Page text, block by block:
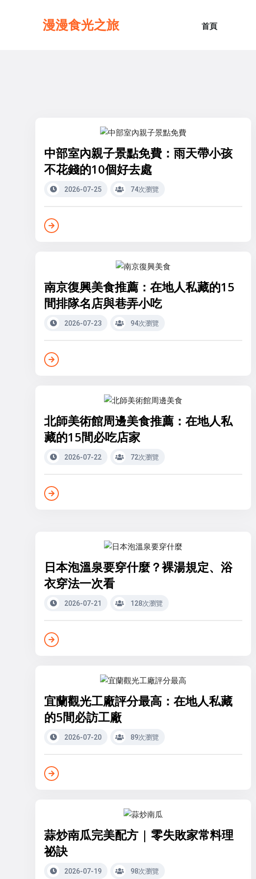
漫漫食光之旅 首頁
中部室內親子景點免費：雨天帶小孩
不花錢的10個好去處
2026-07-25 74次瀏覽
南京復興美食推薦：在地人私藏的15
間排隊名店與巷弄小吃
2026-07-23 94次瀏覽
北師美術館周邊美食推薦：在地人私
藏的15間必吃店家
2026-07-22 72次瀏覽
日本泡溫泉要穿什麼？裸湯規定、浴
衣穿法一次看
2026-07-21 128次瀏覽
宜蘭觀光工廠評分最高：在地人私藏
的5間必訪工廠
2026-07-20 89次瀏覽
蒜炒南瓜完美配方 | 零失敗家常料理
祕訣
2026-07-19 98次瀏覽